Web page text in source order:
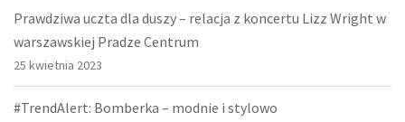
Prawdziwa uczta dla duszy – relacja z koncertu Lizz Wright w
warszawskiej Pradze Centrum
25 kwietnia 2023
#TrendAlert: Bomberka – modnie i stylowo